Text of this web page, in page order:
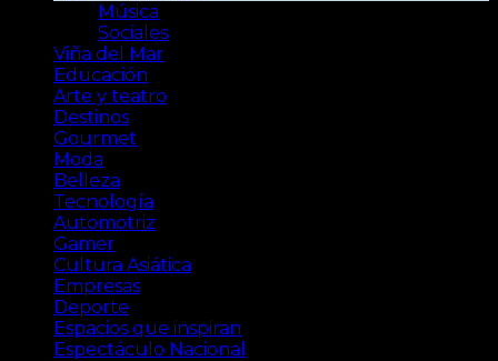
Música
Sociales
Viña del Mar
Educación
Arte y teatro
Destinos
Gourmet
Moda
Belleza
Tecnología
Automotriz
Gamer
Cultura Asiática
Empresas
Deporte
Espacios que inspiran
Espectáculo Nacional